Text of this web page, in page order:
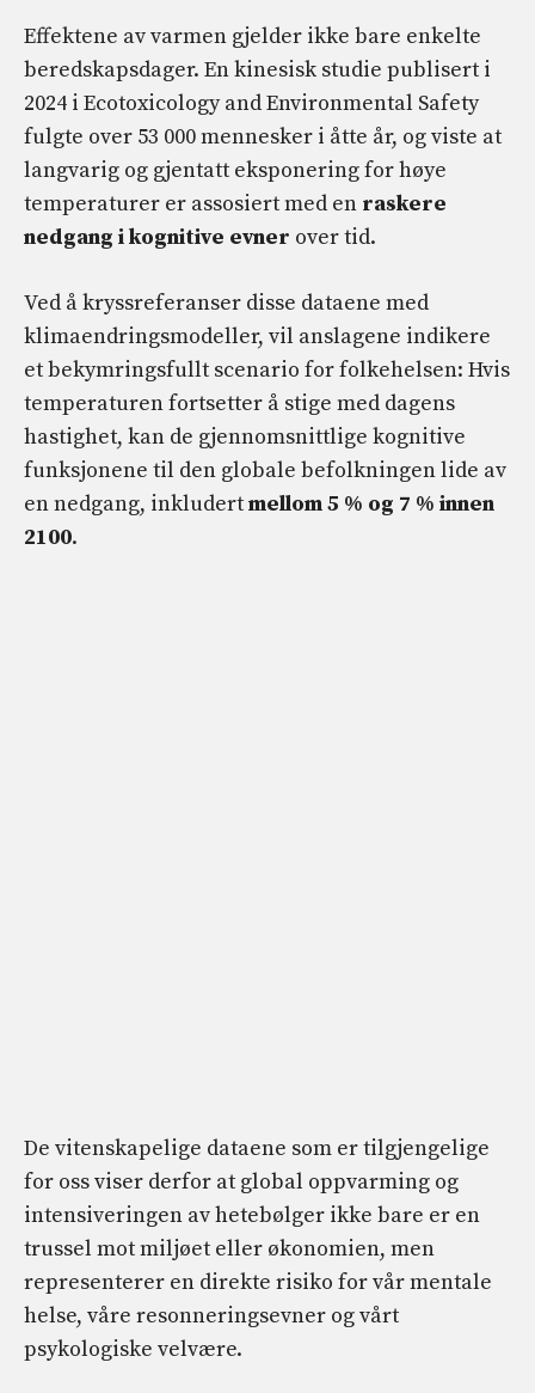
Effektene av varmen gjelder ikke bare enkelte
beredskapsdager. En kinesisk studie publisert i
2024 i Ecotoxicology and Environmental Safety
fulgte over 53 000 mennesker i åtte år, og viste at
langvarig og gjentatt eksponering for høye
temperaturer er assosiert med en raskere
nedgang i kognitive evner over tid.
Ved å kryssreferanser disse dataene med
klimaendringsmodeller, vil anslagene indikere
et bekymringsfullt scenario for folkehelsen: Hvis
temperaturen fortsetter å stige med dagens
hastighet, kan de gjennomsnittlige kognitive
funksjonene til den globale befolkningen lide av
en nedgang, inkludertmellom 5 % og 7 % innen
2100.
De vitenskapelige dataene som er tilgjengelige
for oss viser derfor at global oppvarming og
intensiveringen av hetebølger ikke bare er en
trussel mot miljøet eller økonomien, men
representerer en direkte risiko for vår mentale
helse, våre resonneringsevner og vårt
psykologiske velvære.